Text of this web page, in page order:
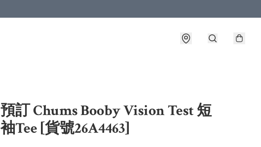
預訂 Chums Booby Vision Test 短
袖Tee [貨號26A4463]